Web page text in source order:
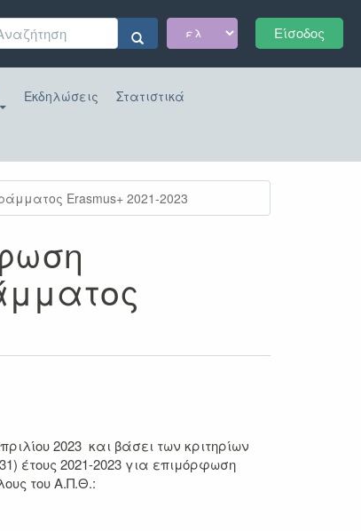
Είσοδος
Εκδηλώσεις Στατιστικά
Erasmus+ 2021-2023
2023 και βάσει των κριτηρίων
έτους 2021-2023 για επιμόρφωση
του Α.Π.Θ.: